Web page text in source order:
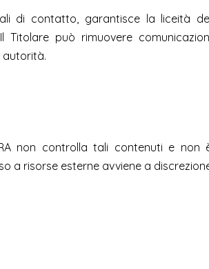
di contatto, garantisce la liceità
Titolare può rimuovere
autorità.
non controlla tali contenuti e non
a risorse esterne avviene a